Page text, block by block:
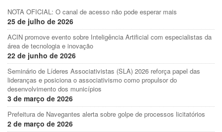
NOTA OFICIAL: O canal de acesso não pode esperar mais
25 de julho de 2026
ACIN promove evento sobre Inteligência Artificial com especialistas da
área de tecnologia e inovação
22 de junho de 2026
Seminário de Líderes Associativistas (SLA) 2026 reforça papel das
lideranças e posiciona o associativismo como propulsor do
desenvolvimento dos municípios
3 de março de 2026
Prefeitura de Navegantes alerta sobre golpe de processos licitatórios
2 de março de 2026